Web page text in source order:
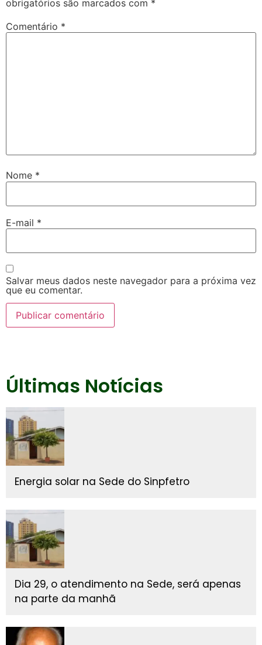
obrigatórios são marcados com *
Comentário *
Nome *
E-mail *
Salvar meus dados neste navegador para a próxima vez
que eu comentar.
Últimas Notícias
Energia solar na Sede do Sinpfetro
Dia 29, o atendimento na Sede, será apenas
na parte da manhã